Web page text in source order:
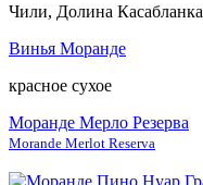
Чили, Долина Касабланка
Винья Моранде
красное сухое
Моранде Мерло Резерва
Morande Merlot Reserva